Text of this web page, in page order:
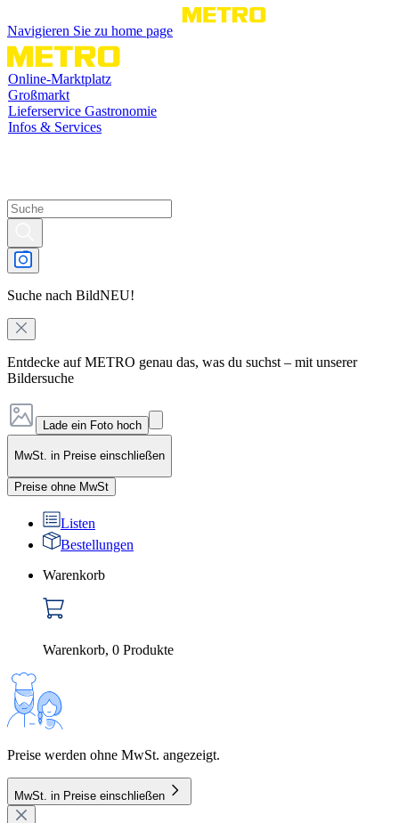
Navigieren Sie zu home page
Online-Marktplatz
Großmarkt
Lieferservice Gastronomie
Infos & Services
Suche nach BildNEU!
Entdecke auf METRO genau das, was du suchst – mit unserer
Bildersuche
Lade ein Foto hoch
MwSt. in Preise einschließen
Preise ohne MwSt
Listen
Bestellungen
Warenkorb
Warenkorb, 0 Produkte
Preise werden ohne MwSt. angezeigt.
MwSt. in Preise einschließen